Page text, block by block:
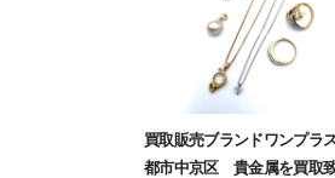
買取販売ブランドワンプ
都市中京区 貴金属を買取